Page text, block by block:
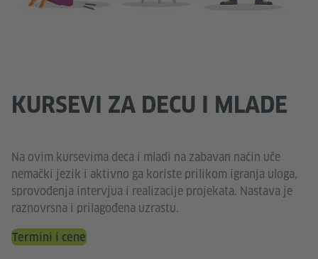
KURSEVI ZA DECU I MLADE
Na ovim kursevima deca i mladi na zabavan način uče
nemački jezik i aktivno ga koriste prilikom igranja uloga,
sprovođenja intervjua i realizacije projekata. Nastava je
raznovrsna i prilagođena uzrastu.
Termini i cene